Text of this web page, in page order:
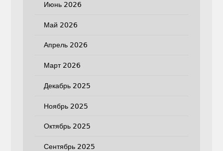
Июнь 2026
Май 2026
Апрель 2026
Март 2026
Декабрь 2025
Ноябрь 2025
Октябрь 2025
Сентябрь 2025